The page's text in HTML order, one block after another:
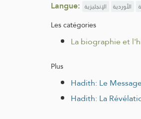
Langue: الإنجليزية الأوردية
Les catégories
La biographie et
Plus
Hadith: Le
Hadith: La